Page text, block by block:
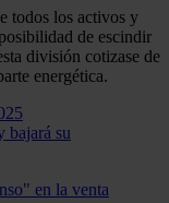
todos los activos y
de escindir
división cotizase de
energética.
en la venta